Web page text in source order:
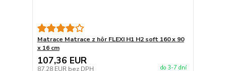
Matrace Matrace z hôr FLEXI H1 H2 soft 160 x 90
x 16 cm
107,36 EUR
87,28 EUR bez DPH do 3-7 dní